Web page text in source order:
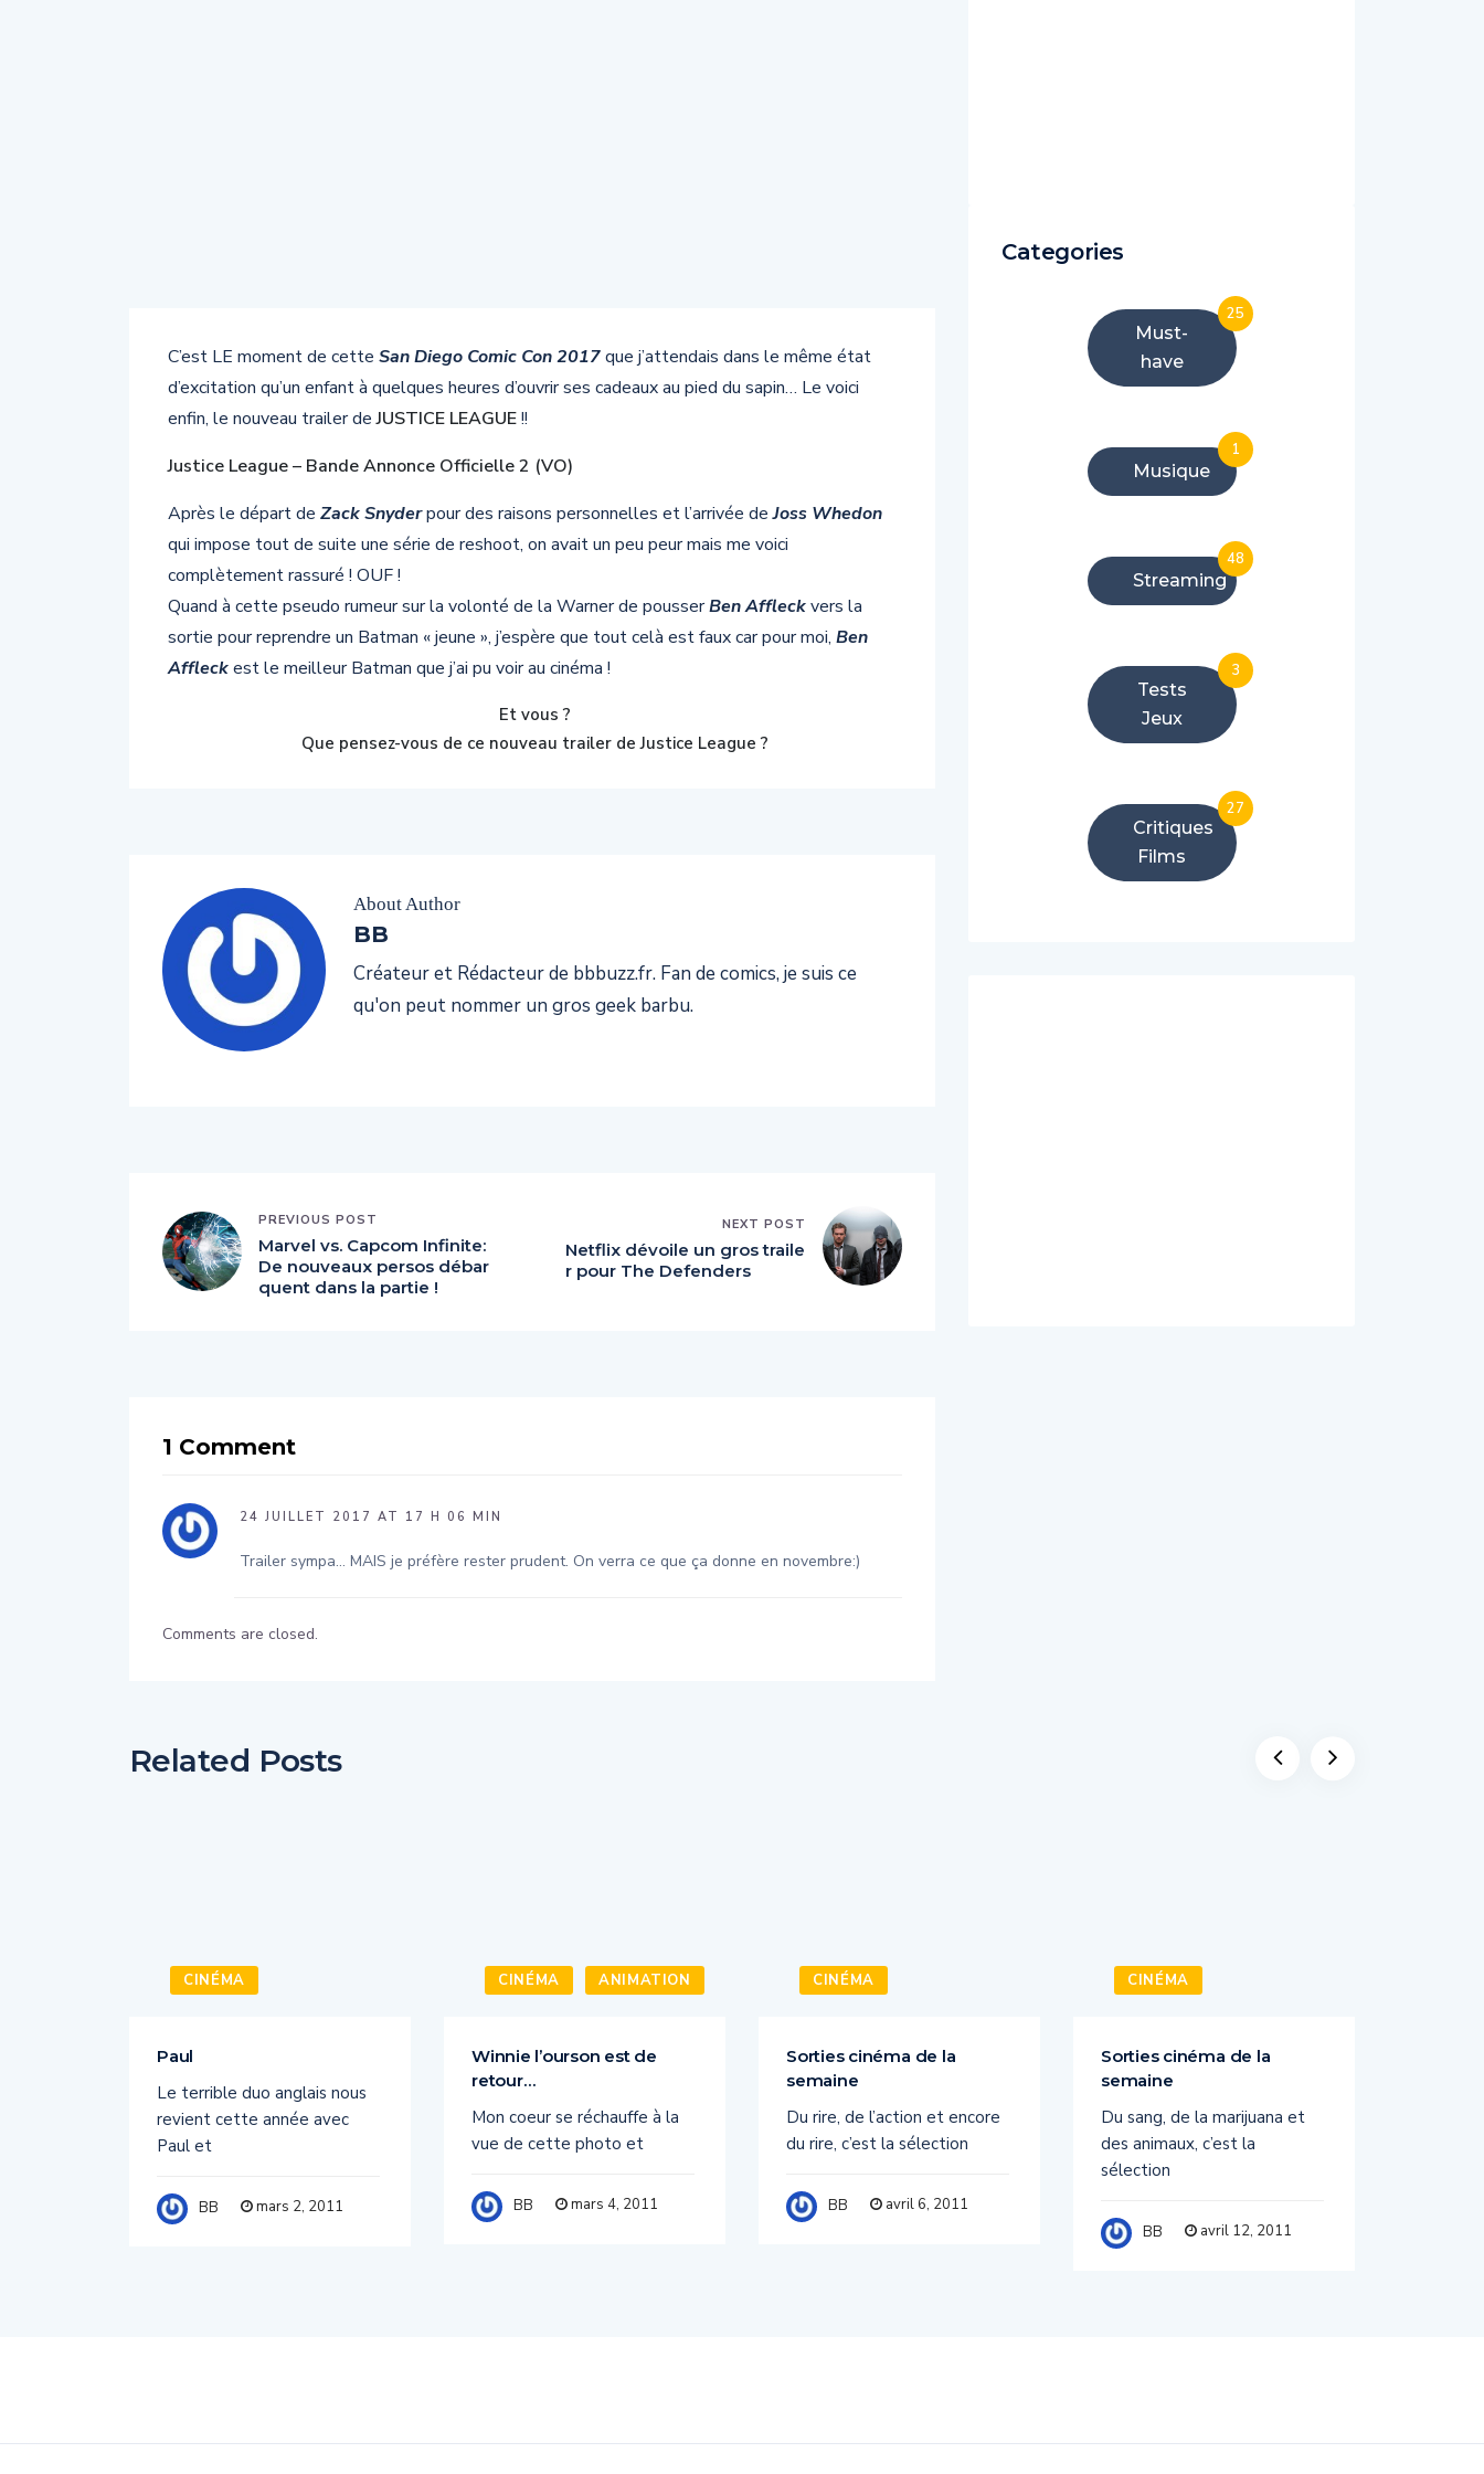
C’est LE moment de cette San Diego Comic Con 2017que j’attendais dans le même état
d’excitation qu’un enfant à quelques heures d’ouvrir ses cadeaux au pied du sapin… Le voici
enfin, le nouveau trailer deJUSTICE LEAGUE!!
Justice League – Bande Annonce Officielle 2 (VO)
Après le départ de Zack Snyderpour des raisons personnelles et l’arrivée deJoss Whedon
qui impose tout de suite une série de reshoot, on avait un peu peur mais me voici
complètement rassuré ! OUF !
Quand à cette pseudo rumeur sur la volonté de la Warner de pousserBen Affleckvers la
sortie pour reprendre un Batman « jeune », j’espère que tout celà est faux car pour moi, Ben
Affleckest le meilleur Batman que j’ai pu voir au cinéma !
Et vous ?
Que pensez-vous de ce nouveau trailer de Justice League ?
About Author
BB
Créateur et Rédacteur de bbbuzz.fr. Fan de comics, je suis ce
qu'on peut nommer un gros geek barbu.
PREVIOUS POST
Marvel vs. Capcom Infinite:
De nouveaux persos débar
quent dans la partie !
NEXT POST
Netflix dévoile un gros traile
r pour The Defenders
1 Comment
24 JUILLET 2017 AT 17 H 06 MIN
Trailer sympa… MAIS je préfère rester prudent. On verra ce que ça donne en novembre:)
Comments are closed.
Categories
Must-
have
25
Musique
1
Streaming
48
Tests
Jeux
3
Critiques
Films
27
Related Posts
CINÉMA
Paul
Le terrible duo anglais nous
revient cette année avec
Paul et
BB mars 2, 2011
CINÉMA ANIMATION
Winnie l’ourson est de
retour…
Mon coeur se réchauffe à la
vue de cette photo et
BB mars 4, 2011
CINÉMA
Sorties cinéma de la
semaine
Du rire, de l’action et encore
du rire, c’est la sélection
BB avril 6, 2011
CINÉMA
Sorties cinéma de la
semaine
Du sang, de la marijuana et
des animaux, c’est la
sélection
BB avril 12, 2011